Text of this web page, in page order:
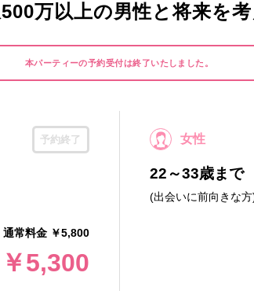
万以上の男性と将来を
本パーティーの予約受付は終了いたしました。
予約終了
通常料金 ￥5,800
￥5,300
女性
22～33歳まで
(出会いに前向きな方